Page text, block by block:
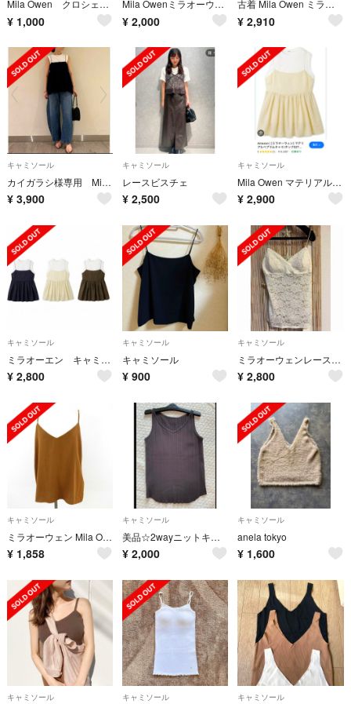
Mila Owen クロシェニットキャミ 赤
¥ 1,000
Mila Owenミラオーウェン3ピース後ギャザーキャミビスチェ モカ ほぼ新品
¥ 2,000
古着 Mila Owen ミラオーウェン キャミソール F グレージュ レディース
¥ 2,910
キャミソール
カイガラシ様専用 Mila Owen ペプラムキャミ トップス ブラック
¥ 3,900
キャミソール
レースビスチェ
¥ 2,500
キャミソール
Mila Owen マテリアルペプラムキャミ
¥ 2,900
キャミソール
ミラオーエン キャミセット
¥ 2,800
キャミソール
キャミソール
¥ 900
キャミソール
ミラオーウェンレースキャミソール
¥ 2,800
キャミソール
ミラオーウェン Mila Owen キャミソール 茶 F *T275
¥ 1,858
キャミソール
美品☆2wayニットキャミ
¥ 2,000
キャミソール
anela tokyo
¥ 1,600
キャミソール キャミソール キャミソール